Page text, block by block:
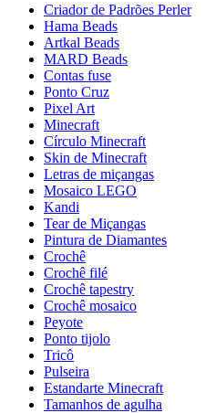
Criador de Padrões Perler
Hama Beads
Artkal Beads
MARD Beads
Contas fuse
Ponto Cruz
Pixel Art
Minecraft
Círculo Minecraft
Skin de Minecraft
Letras de miçangas
Mosaico LEGO
Kandi
Tear de Miçangas
Pintura de Diamantes
Crochê
Crochê filé
Crochê tapestry
Crochê mosaico
Peyote
Ponto tijolo
Tricô
Pulseira
Estandarte Minecraft
Tamanhos de agulha